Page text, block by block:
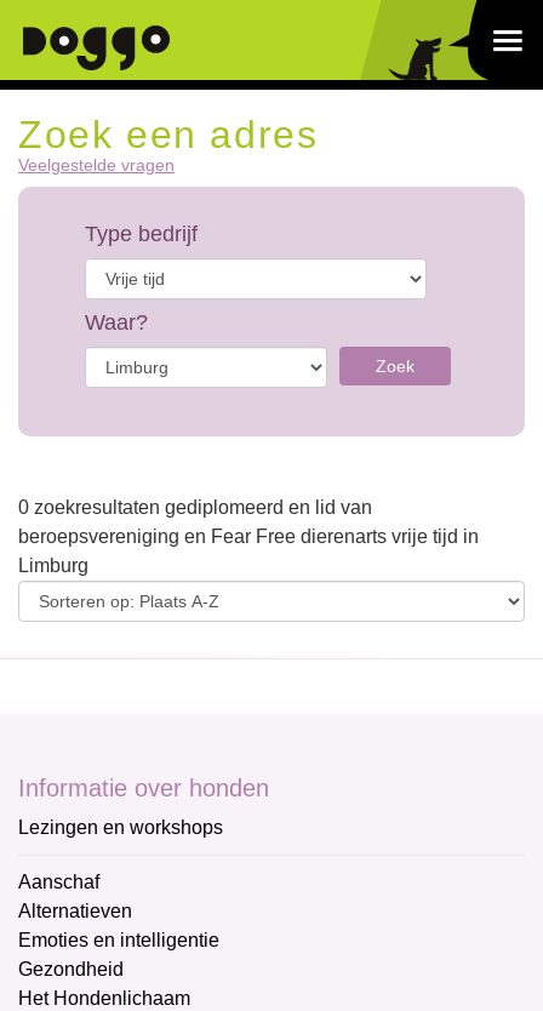
Zoek een adres
Veelgestelde vragen
Type bedrijf
Waar?
Zoek
0 zoekresultaten gediplomeerd en lid van
beroepsvereniging en Fear Free dierenarts vrije tijd in
Limburg
Informatie over honden
Lezingen en workshops
Aanschaf
Alternatieven
Emoties en intelligentie
Gezondheid
Het Hondenlichaam